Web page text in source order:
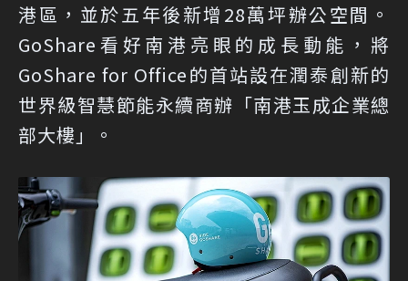
港區，並於五年後新增28萬坪辦公空間。
GoShare看好南港亮眼的成長動能，將
GoShare for Office的首站設在潤泰創新的
世界級智慧節能永續商辦「南港玉成企業總
部大樓」。